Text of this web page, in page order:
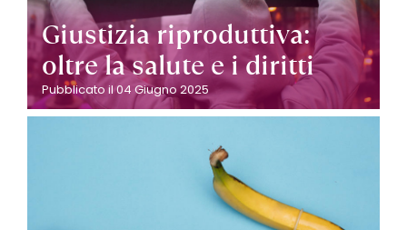
Giustizia riproduttiva:
oltre la salute e i diritti
Pubblicato il 04 Giugno 2025